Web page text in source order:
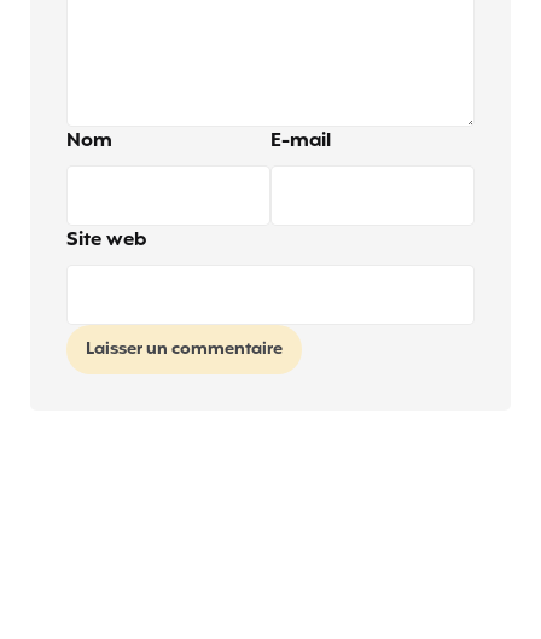
Nom E-mail
Site web